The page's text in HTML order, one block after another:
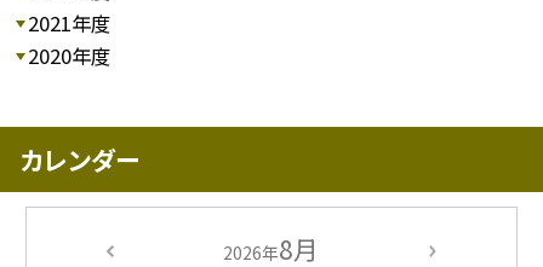
2021年度
2020年度
カレンダー
2026年8月